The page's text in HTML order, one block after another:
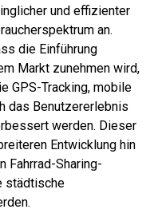
und effizienter
an.
die Einführung
Markt zunehmen wird,
GPS-Tracking, mobile
das Benutzererlebnis
werden. Dieser
Entwicklung hin
Fahrrad-Sharing-
städtische